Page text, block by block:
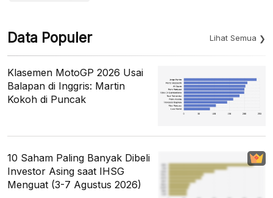
Data Populer Lihat Semua
Klasemen MotoGP 2026 Usai
Balapan di Inggris: Martin
Kokoh di Puncak
10 Saham Paling Banyak Dibeli
Investor Asing saat IHSG
Menguat (3-7 Agustus 2026)